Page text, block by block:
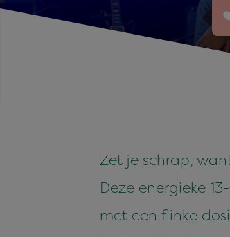
Zet je schrap,
Deze energieke
met een flinke